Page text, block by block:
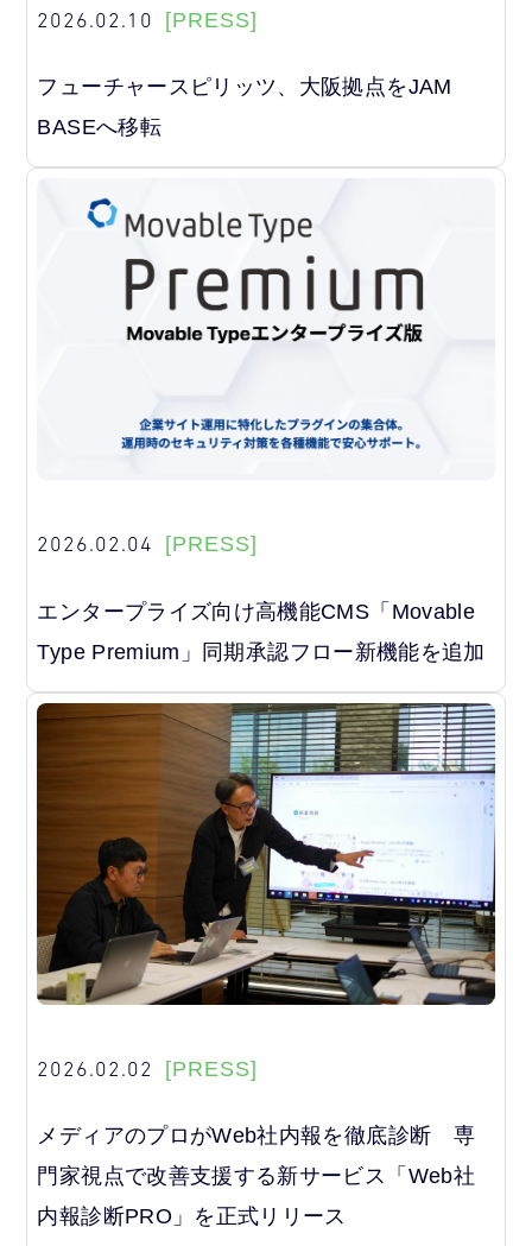
2026.02.10 [PRESS]
フューチャースピリッツ、大阪拠点をJAM
BASEへ移転
2026.02.04 [PRESS]
エンタープライズ向け高機能CMS「Movable
Type Premium」同期承認フロー新機能を追加
2026.02.02 [PRESS]
メディアのプロがWeb社内報を徹底診断 専
門家視点で改善支援する新サービス「Web社
内報診断PRO」を正式リリース